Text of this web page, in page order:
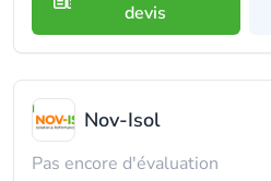
devis
Nov-Isol
Pas encore d'évaluation